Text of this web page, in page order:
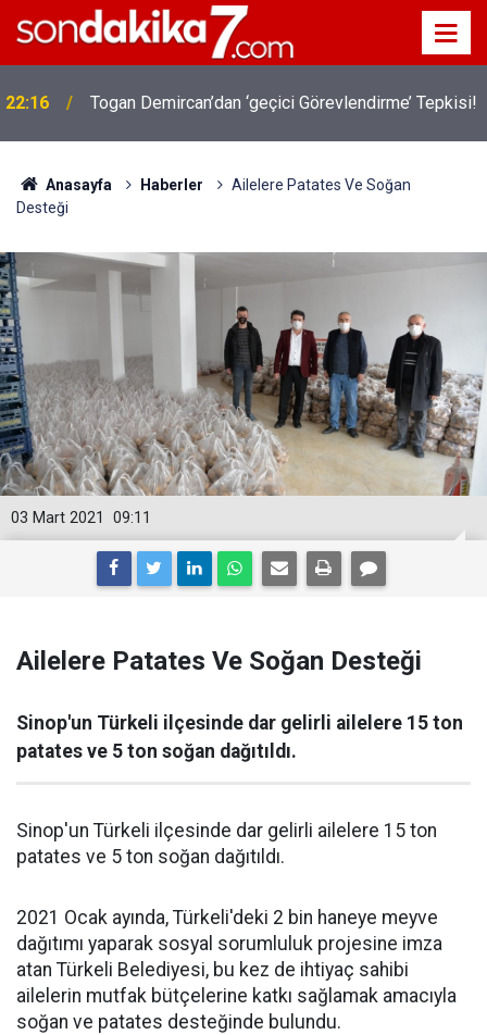
22:16 Togan Demircan’dan ‘geçici Görevlendirme’ Tepkisi!
Anasayfa Haberler
Ailelere Patates Ve Soğan
Desteği
09:11
03 Mart 2021
Ailelere Patates Ve Soğan Desteği
Sinop'un Türkeli ilçesinde dar gelirli ailelere 15 ton
patates ve 5 ton soğan dağıtıldı.
Sinop'un Türkeli ilçesinde dar gelirli ailelere 15 ton
patates ve 5 ton soğan dağıtıldı.
2021 Ocak ayında, Türkeli'deki 2 bin haneye meyve
dağıtımı yaparak sosyal sorumluluk projesine imza
atan Türkeli Belediyesi, bu kez de ihtiyaç sahibi
ailelerin mutfak bütçelerine katkı sağlamak amacıyla
soğan ve patates desteğinde bulundu.